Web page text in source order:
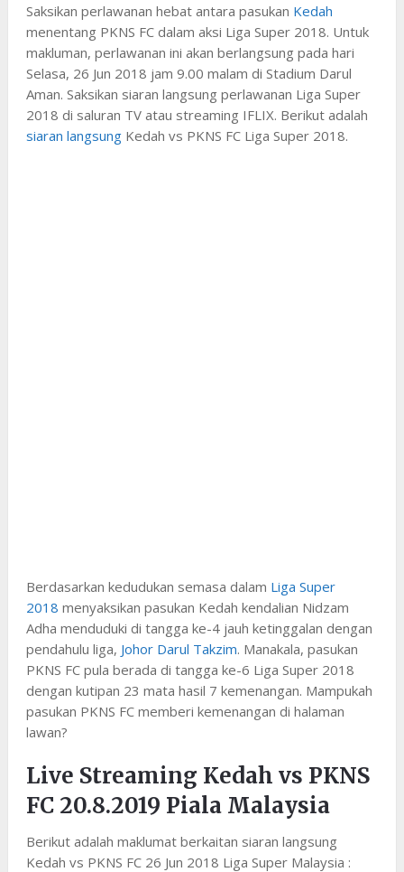
Saksikan perlawanan hebat antara pasukan Kedah
menentang PKNS FC dalam aksi Liga Super 2018. Untuk
makluman, perlawanan ini akan berlangsung pada hari
Selasa, 26 Jun 2018 jam 9.00 malam di Stadium Darul
Aman. Saksikan siaran langsung perlawanan Liga Super
2018 di saluran TV atau streaming IFLIX. Berikut adalah
siaran langsungKedah vs PKNS FC Liga Super 2018.
Berdasarkan kedudukan semasa dalam Liga Super
2018 menyaksikan pasukan Kedah kendalian Nidzam
Adha menduduki di tangga ke-4 jauh ketinggalan dengan
pendahulu liga, Johor Darul Takzim. Manakala, pasukan
PKNS FC pula berada di tangga ke-6 Liga Super 2018
dengan kutipan 23 mata hasil 7 kemenangan. Mampukah
pasukan PKNS FC memberi kemenangan di halaman
lawan?
Live Streaming Kedah vs PKNS
FC 20.8.2019 Piala Malaysia
Berikut adalah maklumat berkaitan siaran langsung
Kedah vs PKNS FC 26 Jun 2018 Liga Super Malaysia :